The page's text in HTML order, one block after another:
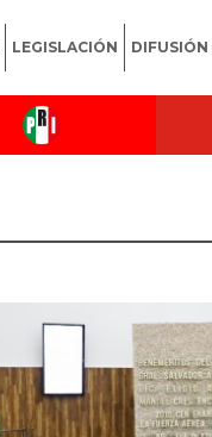
LEGISLACIÓN DIFUSIÓN